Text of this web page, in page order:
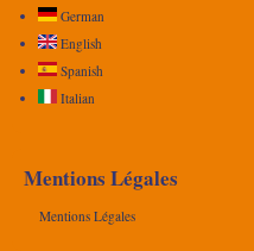
German
English
Spanish
Italian
Mentions Légales
Mentions Légales